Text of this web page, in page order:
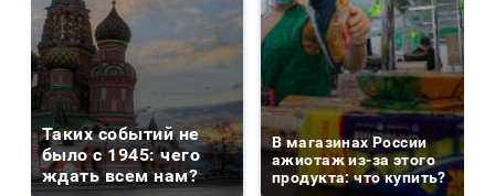
Таких событий не
было с 1945: чего
ждать всем нам?
В магазинах России
ажиотаж из-за этого
продукта: что купить?